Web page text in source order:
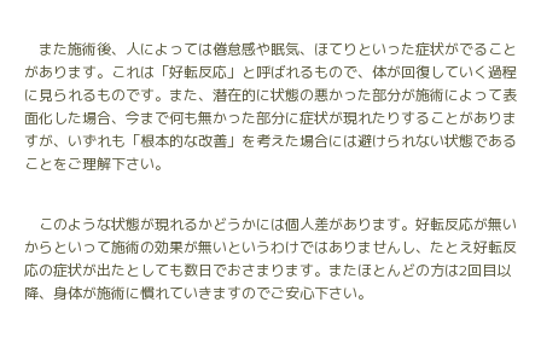
また施術後、人によっては倦怠感や眠気、ほてりといった症状がでること
があります。これは「好転反応」と呼ばれるもので、体が回復していく過程
に見られるものです。また、潜在的に状態の悪かった部分が施術によって表
面化した場合、今まで何も無かった部分に症状が現れたりすることがありま
すが、いずれも「根本的な改善」を考えた場合には避けられない状態である
ことをご理解下さい。
このような状態が現れるかどうかには個人差があります。好転反応が無い
からといって施術の効果が無いというわけではありませんし、たとえ好転反
応の症状が出たとしても数日でおさまります。またほとんどの方は2回目以
降、身体が施術に慣れていきますのでご安心下さい。